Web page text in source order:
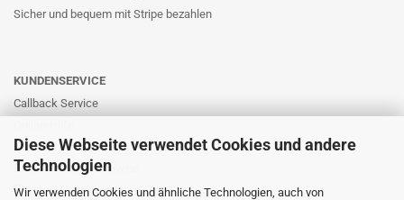
Diese Webseite verwendet Cookies und andere
Technologien
Wir verwenden Cookies und ähnliche Technologien, auch von
Sicher und bequem mit Stripe bezahlen
KUNDENSERVICE
Callback Service
Kontaktformular
E-Mail: info@likernow.de
Skype Live Support